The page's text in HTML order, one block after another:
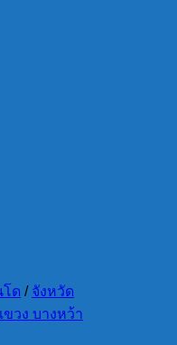
ด / จังหวัด
ขวง บางหว้า